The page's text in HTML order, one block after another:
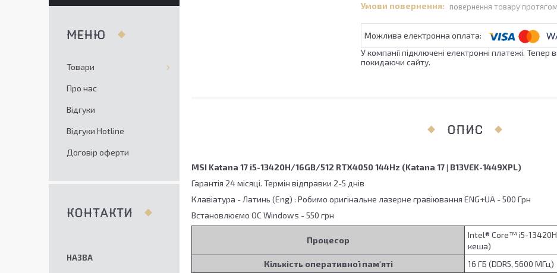
повернення товару протягом
У компанії підключені електронні платежі.
покидаючи сайту.
ОПИС
MSI Katana 17 i5-13420H/16GB/512 RTX4050 144Hz (Katana 17 | B13VEK-1449XPL)
Гарантія 24 місяці. Термін відправки 2-5 днів
Клавіатура - Латинь (Eng) : Робимо оригінальне лазерне гравіювання ENG+UA - 500 Грн
Встановлюємо ОС Windows - 550 грн
Процесор
Intel® Core™ i5-13420H
кеша)
Кількість оперативної пам'яті
16 ГБ (DDR5, 5600 МГц)
Товари
Про нас
Відгуки
Відгуки Hotline
Договір оферти
КОНТАКТИ